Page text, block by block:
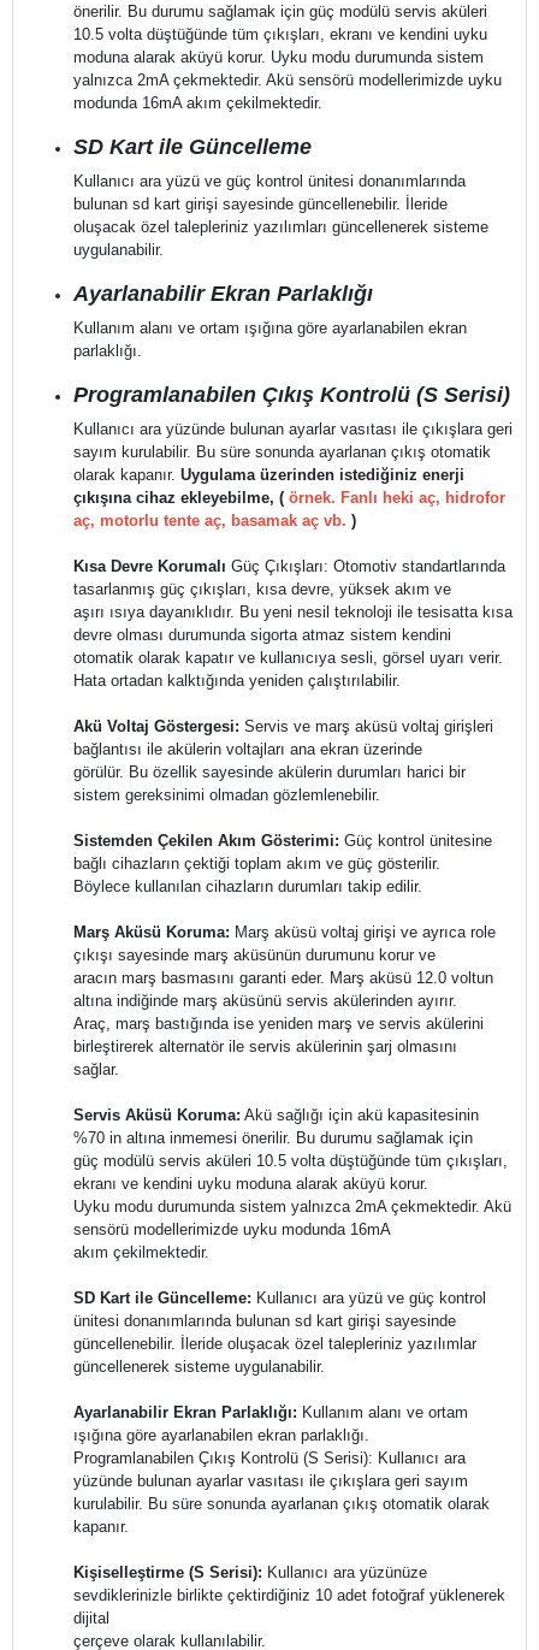
önerilir. Bu durumu sağlamak için güç modülü servis aküleri
10.5 volta düştüğünde tüm çıkışları, ekranı ve kendini uyku
moduna alarak aküyü korur. Uyku modu durumunda sistem
yalnızca 2mA çekmektedir. Akü sensörü modellerimizde uyku
modunda 16mA akım çekilmektedir.
SD Kart ile Güncelleme
Kullanıcı ara yüzü ve güç kontrol ünitesi donanımlarında
bulunan sd kart girişi sayesinde güncellenebilir. İleride
oluşacak özel talepleriniz yazılımları güncellenerek sisteme
uygulanabilir.
Ayarlanabilir Ekran Parlaklığı
Kullanım alanı ve ortam ışığına göre ayarlanabilen ekran
parlaklığı.
Programlanabilen Çıkış Kontrolü (S Serisi)
Kullanıcı ara yüzünde bulunan ayarlar vasıtası ile çıkışlara geri
sayım kurulabilir. Bu süre sonunda ayarlanan çıkış otomatik
olarak kapanır. Uygulama üzerinden istediğiniz enerji
çıkışına cihaz ekleyebilme, ( örnek. Fanlı heki aç, hidrofor
aç, motorlu tente aç, basamak aç vb. )
Kısa Devre Korumalı Güç Çıkışları: Otomotiv standartlarında
tasarlanmış güç çıkışları, kısa devre, yüksek akım ve
aşırı ısıya dayanıklıdır. Bu yeni nesil teknoloji ile tesisatta kısa
devre olması durumunda sigorta atmaz sistem kendini
otomatik olarak kapatır ve kullanıcıya sesli, görsel uyarı verir.
Hata ortadan kalktığında yeniden çalıştırılabilir.
Akü Voltaj Göstergesi: Servis ve marş aküsü voltaj girişleri
bağlantısı ile akülerin voltajları ana ekran üzerinde
görülür. Bu özellik sayesinde akülerin durumları harici bir
sistem gereksinimi olmadan gözlemlenebilir.
Sistemden Çekilen Akım Gösterimi: Güç kontrol ünitesine
bağlı cihazların çektiği toplam akım ve güç gösterilir.
Böylece kullanılan cihazların durumları takip edilir.
Marş Aküsü Koruma: Marş aküsü voltaj girişi ve ayrıca role
çıkışı sayesinde marş aküsünün durumunu korur ve
aracın marş basmasını garanti eder. Marş aküsü 12.0 voltun
altına indiğinde marş aküsünü servis akülerinden ayırır.
Araç, marş bastığında ise yeniden marş ve servis akülerini
birleştirerek alternatör ile servis akülerinin şarj olmasını
sağlar.
Servis Aküsü Koruma: Akü sağlığı için akü kapasitesinin
%70 in altına inmemesi önerilir. Bu durumu sağlamak için
güç modülü servis aküleri 10.5 volta düştüğünde tüm çıkışları,
ekranı ve kendini uyku moduna alarak aküyü korur.
Uyku modu durumunda sistem yalnızca 2mA çekmektedir. Akü
sensörü modellerimizde uyku modunda 16mA
akım çekilmektedir.
SD Kart ile Güncelleme: Kullanıcı ara yüzü ve güç kontrol
ünitesi donanımlarında bulunan sd kart girişi sayesinde
güncellenebilir. İleride oluşacak özel talepleriniz yazılımlar
güncellenerek sisteme uygulanabilir.
Ayarlanabilir Ekran Parlaklığı: Kullanım alanı ve ortam
ışığına göre ayarlanabilen ekran parlaklığı.
Programlanabilen Çıkış Kontrolü (S Serisi): Kullanıcı ara
yüzünde bulunan ayarlar vasıtası ile çıkışlara geri sayım
kurulabilir. Bu süre sonunda ayarlanan çıkış otomatik olarak
kapanır.
Kişiselleştirme (S Serisi): Kullanıcı ara yüzünüze
sevdiklerinizle birlikte çektirdiğiniz 10 adet fotoğraf yüklenerek
dijital
çerçeve olarak kullanılabilir.